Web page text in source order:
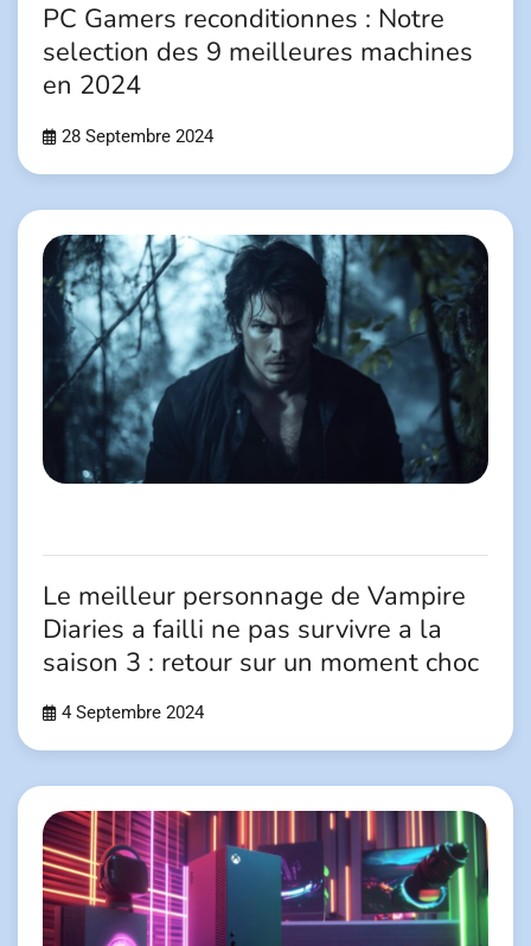
PC Gamers reconditionnes : Notre
selection des 9 meilleures machines
en 2024
28 Septembre 2024
Le meilleur personnage de Vampire
Diaries a failli ne pas survivre a la
saison 3 : retour sur un moment choc
4 Septembre 2024